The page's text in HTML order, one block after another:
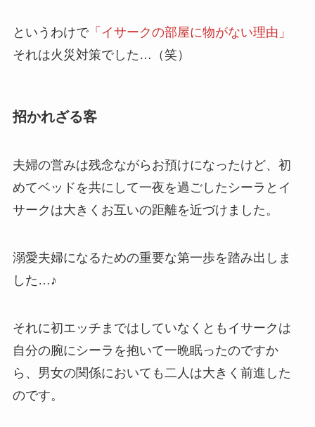
というわけで「イサークの部屋に物がない理由」
それは火災対策でした…（笑）
招かれざる客
夫婦の営みは残念ながらお預けになったけど、初
めてベッドを共にして一夜を過ごしたシーラとイ
サークは大きくお互いの距離を近づけました。
溺愛夫婦になるための重要な第一歩を踏み出しま
した…♪
それに初エッチまではしていなくともイサークは
自分の腕にシーラを抱いて一晩眠ったのですか
ら、男女の関係においても二人は大きく前進した
のです。